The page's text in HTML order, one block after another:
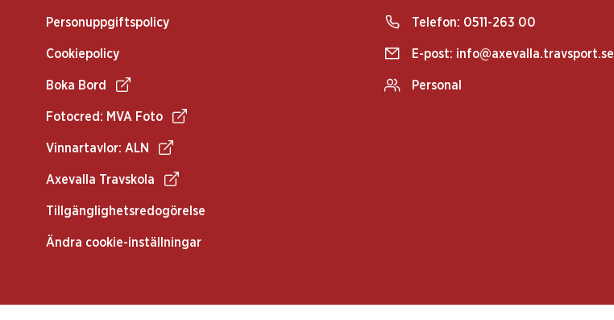
Personuppgiftspolicy
Cookiepolicy
Boka Bord
Fotocred: MVA Foto
Vinnartavlor: ALN
Axevalla Travskola
Tillgänglighetsredogörelse
Ändra cookie-inställningar
Telefon: 0511-263 00
E-post: info@axevalla.travsport.se
Personal